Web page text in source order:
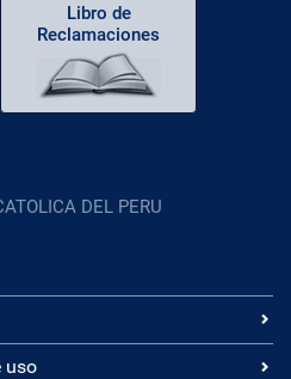
Libro de
Reclamaciones
DEL PERU
uso